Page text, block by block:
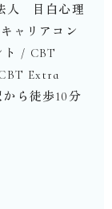
人 目白心理
ャリアコン
ト / CBT
Extra
ら徒歩10分⁡⁡